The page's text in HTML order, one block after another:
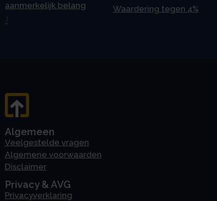
aanmerkelijk belang
Waardering tegen 4%
Algemeen
Veelgestelde vragen
Algemene voorwaarden
Disclaimer
Privacy & AVG
Privacyverklaring